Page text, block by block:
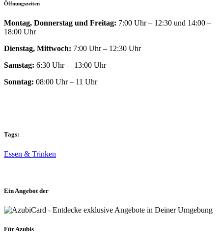
Öffnungszeiten
Montag, Donnerstag und Freitag: 7:00 Uhr – 12:30 und 14:00 –
18:00 Uhr
Dienstag, Mittwoch: 7:00 Uhr – 12:30 Uhr
Samstag: 6:30 Uhr – 13:00 Uhr
Sonntag: 08:00 Uhr – 11 Uhr
Tags:
Essen & Trinken
Ein Angebot der
Für Azubis